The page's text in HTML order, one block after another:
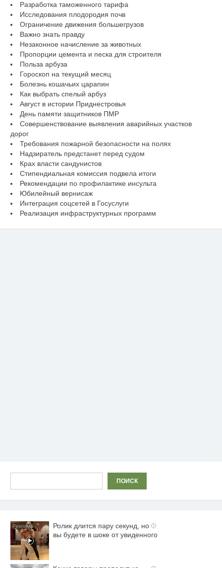
Разработка таможенного тарифа
Исследования плодородия почв
Ограничение движения большегрузов
Важно знать правду
Незаконное начисление за животных
Пропорции цемента и песка для строителя
Польза арбуза
Гороскоп на текущий месяц
Болезнь кошачьих царапин
Как выбрать спелый арбуз
Август в истории Приднестровья
День памяти защитников ПМР
Совершенствование выявления аварийных участков
дорог
Требования пожарной безопасности на полях
Надзиратель предстанет перед судом
Крах власти сандунистов
Стипендиальная комиссия подвела итоги
Рекомендации по профилактике инсульта
Юбилейный вернисаж
Интеграция соцсетей в Госуслуги
Реализация инфраструктурных программ
ПОИСК
i
Ролик длится пару секунд, но
вы будете в шоке от увиденного